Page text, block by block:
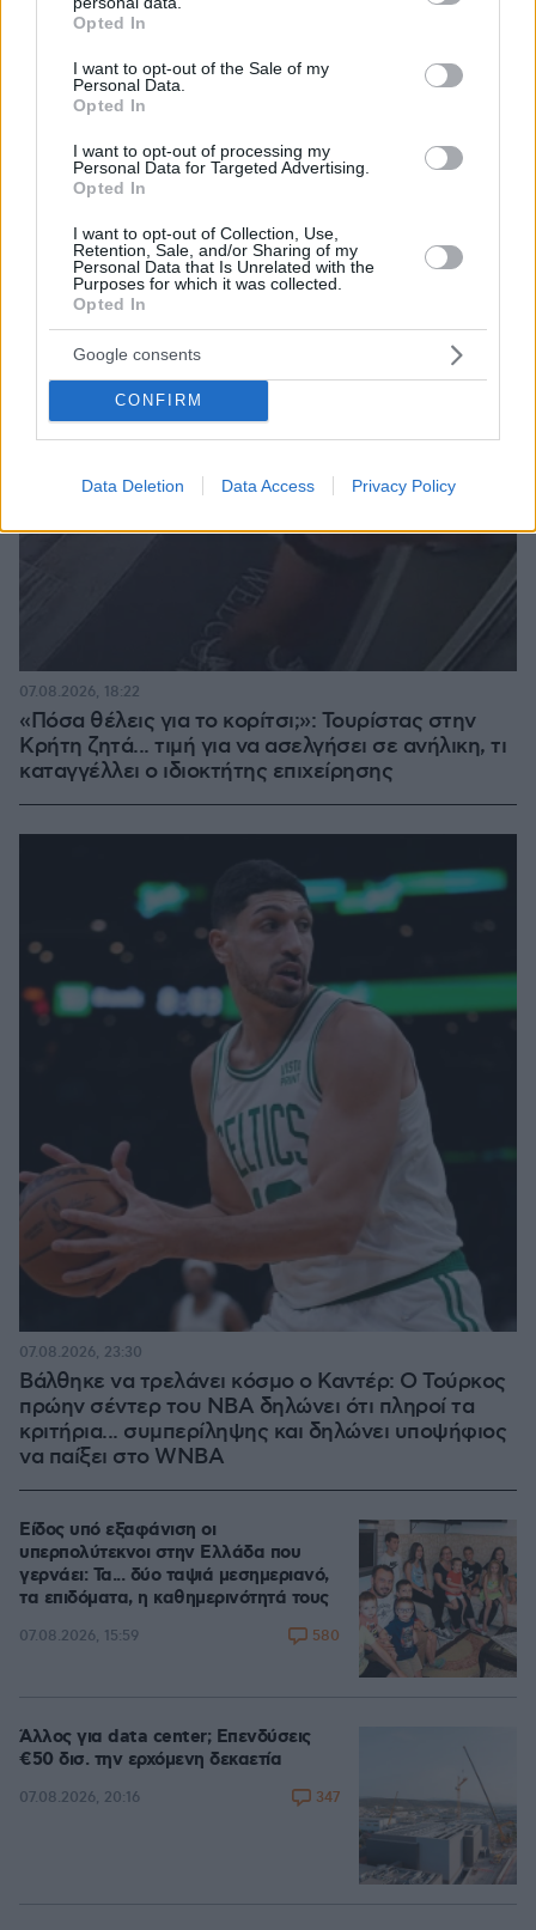
grant or deny consent to Google and its third-party tags to
use your data for below specified purposes in below Google
consent section.
Opted In
I want to opt-out of the Sale of my
Personal Data.
Opted In
I want to opt-out of processing my
Personal Data for Targeted Advertising.
Opted In
I want to opt-out of Collection, Use,
Retention, Sale, and/or Sharing of my
Personal Data that Is Unrelated with the
Purposes for which it was collected.
Opted In
Google consents
CONFIRM
Data Deletion Data Access Privacy Policy
Ο «Δράκος» του Λονδίνου: 40χρονος με
προβλήματα όρασης σκότωνε και βίαζε γυναίκες,
η αστυνομία τον είχε συλλάβει και τον άφησε
ελεύθερο
07.08.2026, 22:54
«Πόσα θέλεις για το κορίτσι;»: Τουρίστας στην
Κρήτη ζητά... τιμή για να ασελγήσει σε ανήλικη, τι
καταγγέλλει ο ιδιοκτήτης επιχείρησης
07.08.2026, 18:22
Βάλθηκε να τρελάνει κόσμο ο Καντέρ: Ο Τούρκος
πρώην σέντερ του NBA δηλώνει ότι πληροί τα
κριτήρια... συμπερίληψης και δηλώνει υποψήφιος
να παίξει στο WNBA
07.08.2026, 23:30
Είδος υπό εξαφάνιση οι
υπερπολύτεκνοι στην Ελλάδα που
γερνάει: Τα... δύο ταψιά μεσημεριανό,
τα επιδόματα, η καθημερινότητά τους
07.08.2026, 15:59 580
Άλλος για data center; Επενδύσεις
€50 δισ. την ερχόμενη δεκαετία
07.08.2026, 20:16 347